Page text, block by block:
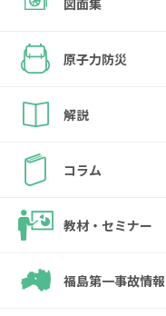
図面集
原子力防災
解説
コラム
教材・セミナー
福島第一事故情報